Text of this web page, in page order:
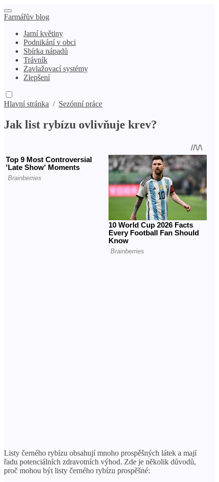
Farmářův blog
Jarní květiny
Podnikání v obci
Sbírka nápadů
Trávník
Zavlažovací systémy
Zlepšení
Hlavní stránka / Sezónní práce
Jak list rybízu ovlivňuje krev?
Listy černého rybízu obsahují mnoho prospěšných látek a mají
řadu potenciálních zdravotních výhod. Zde je několik důvodů,
proč mohou být listy černého rybízu prospěšné: